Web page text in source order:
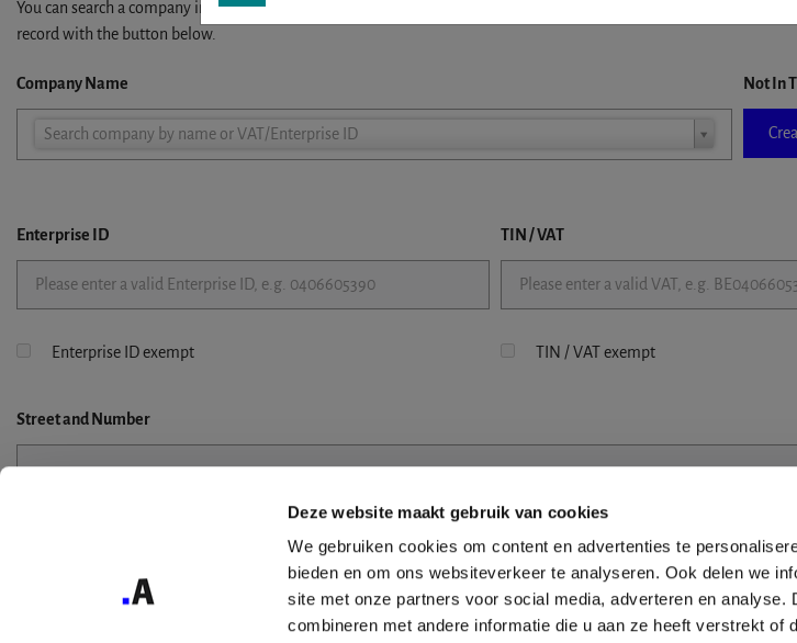
Deze website maakt gebruik van cookies
We gebruiken cookies om content en advertenties te
bieden en om ons websiteverkeer te analyseren. Ook delen we
site met onze partners voor social media, adverteren en analyse.
combineren met andere informatie die u aan ze heeft verstrekt of
You can search a company in our database by name, VAT or enterprise ID. When a company is selected it will
record with the button below.
Company Name
Search company by name or VAT/Enterprise ID
Company
Not In
Enterprise ID TIN / VAT
Enterprise ID exempt TIN / VAT exempt
Streetand Number